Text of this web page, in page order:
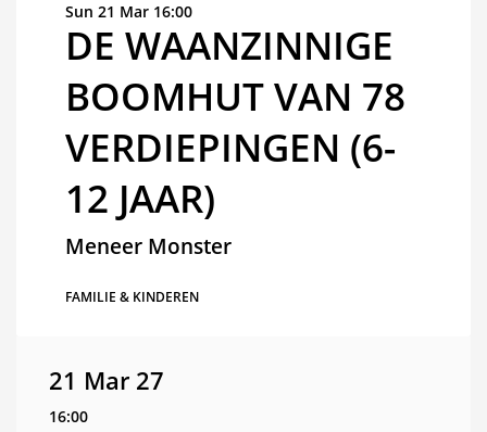
DE WAANZINNIGE
BOOMHUT VAN 78
VERDIEPINGEN (6-
12 JAAR)
Meneer Monster
Sun 21 Mar 16:00
FAMILIE & KINDEREN
21 Mar 27
16:00